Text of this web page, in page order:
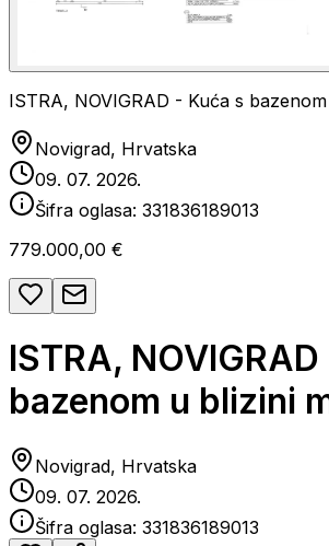
ISTRA, NOVIGRAD - Kuća s
Novigrad, Hrvatska
09. 07. 2026.
Šifra oglasa: 331836189013
779.000,00 €
ISTRA,
bazenom u blizini
Novigrad, Hrvatska
09. 07. 2026.
Šifra oglasa: 331836189013